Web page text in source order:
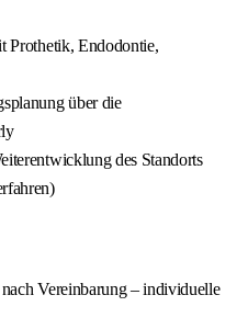
Prothetik, Endodontie,
über die
des Standorts
Vereinbarung – individuelle